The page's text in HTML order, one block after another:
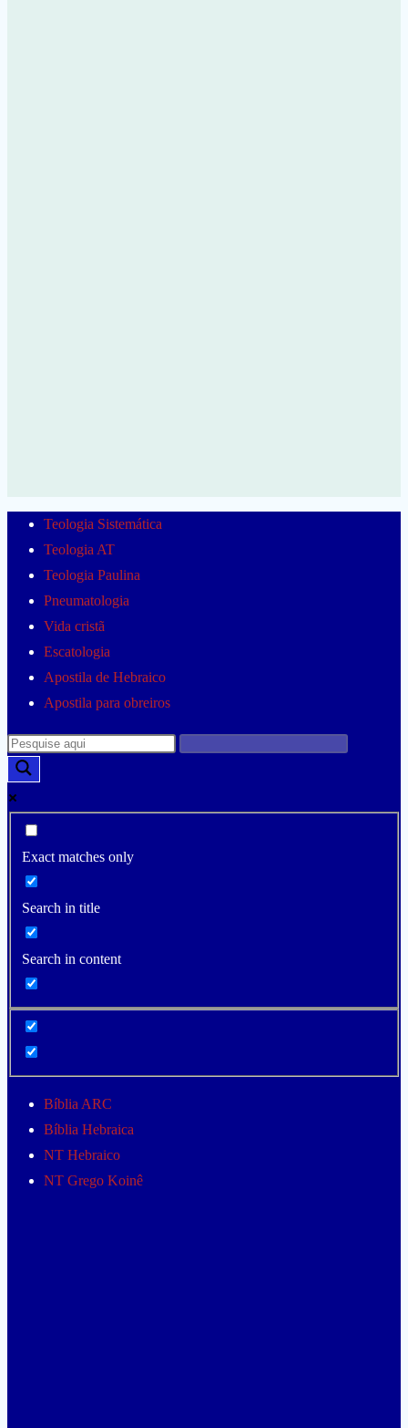
Teologia Sistemática
Teologia AT
Teologia Paulina
Pneumatologia
Vida cristã
Escatologia
Apostila de Hebraico
Apostila para obreiros
Exact matches only
Search in title
Search in content
Bíblia ARC
Bíblia Hebraica
NT Hebraico
NT Grego Koinê